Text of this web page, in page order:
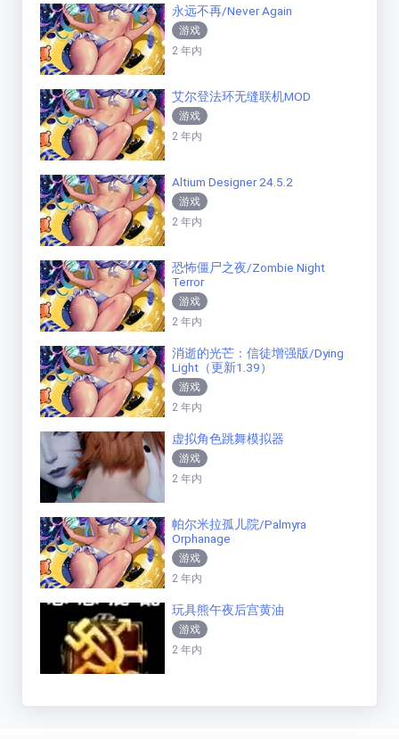
永远不再/Never Again
游戏
2 年内
艾尔登法环无缝联机MOD
游戏
2 年内
Altium Designer 24.5.2
游戏
2 年内
恐怖僵尸之夜/Zombie Night
Terror
游戏
2 年内
消逝的光芒：信徒增强版/Dying
Light（更新1.39）
游戏
2 年内
虚拟角色跳舞模拟器
游戏
2 年内
帕尔米拉孤儿院/Palmyra
Orphanage
游戏
2 年内
玩具熊午夜后宫黄油
游戏
2 年内